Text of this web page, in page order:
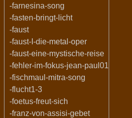
-farnesina-song
-fasten-bringt-licht
-faust
-faust-I-die-metal-oper
-faust-eine-mystische-reise
-fehler-im-fokus-jean-paul01
-fischmaul-mitra-song
-flucht1-3
-foetus-freut-sich
-franz-von-assisi-gebet